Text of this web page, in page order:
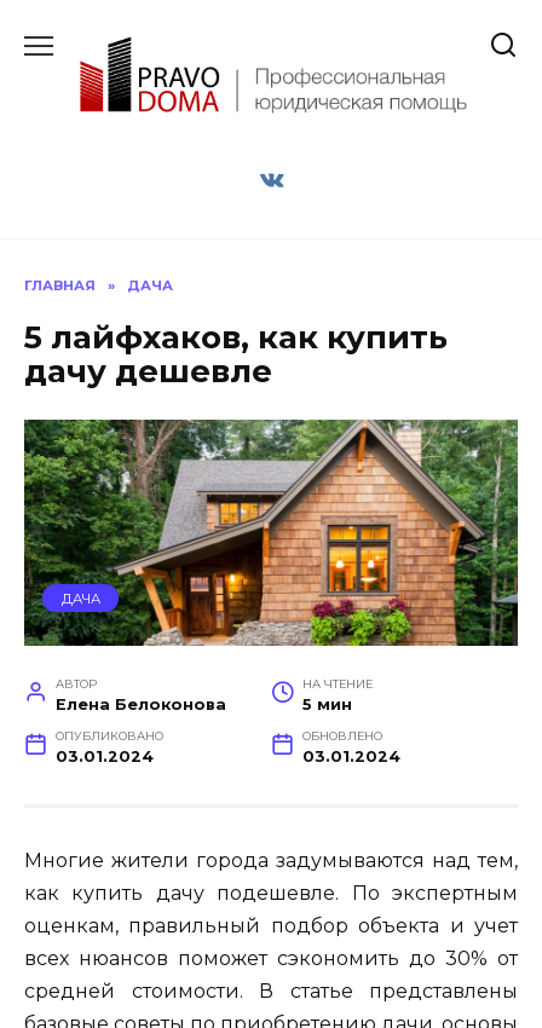
содержанию
ГЛАВНАЯ » ДАЧА
5 лайфхаков, как купить
дачу дешевле
ДАЧА
АВТОР
Елена Белоконова
НА ЧТЕНИЕ
5 мин
ОПУБЛИКОВАНО
03.01.2024
ОБНОВЛЕНО
03.01.2024
Многие жители города задумываются над тем,
как купить дачу подешевле. По экспертным
оценкам, правильный подбор объекта и учет
всех нюансов поможет сэкономить до 30% от
средней стоимости. В статье представлены